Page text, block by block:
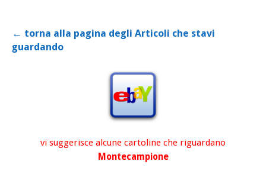
← torna alla pagina degli Articoli che stavi
guardando
vi suggerisce alcune cartoline che riguardano
Montecampione